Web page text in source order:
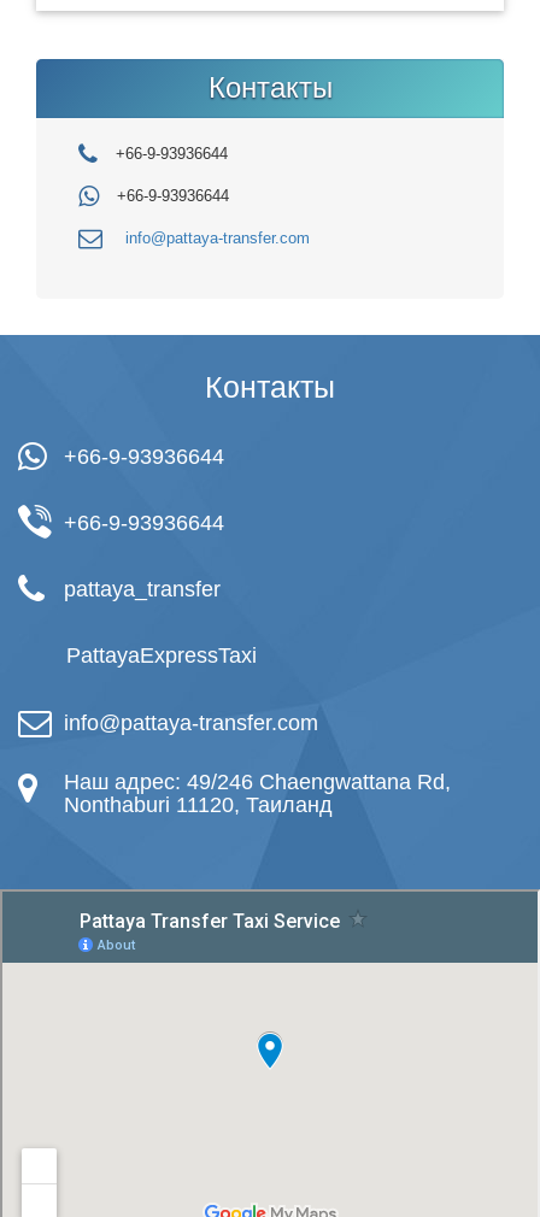
Контакты
+66-9-93936644
+66-9-93936644
info@pattaya-transfer.com
Контакты
+66-9-93936644
+66-9-93936644
pattaya_transfer
PattayaExpressTaxi
info@pattaya-transfer.com
Наш адрес: 49/246 Chaengwattana Rd,
Nonthaburi 11120, Таиланд